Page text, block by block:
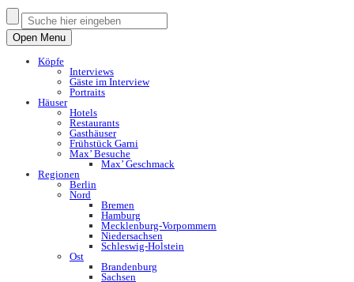
Open Menu
Köpfe
Interviews
Gäste im Interview
Portraits
Häuser
Hotels
Restaurants
Gasthäuser
Frühstück Garni
Max’ Besuche
Max’ Geschmack
Regionen
Berlin
Nord
Bremen
Hamburg
Mecklenburg-Vorpommern
Niedersachsen
Schleswig-Holstein
Ost
Brandenburg
Sachsen